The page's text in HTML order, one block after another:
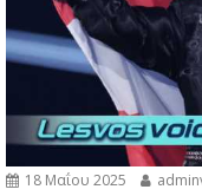
18 Μαΐου 2025